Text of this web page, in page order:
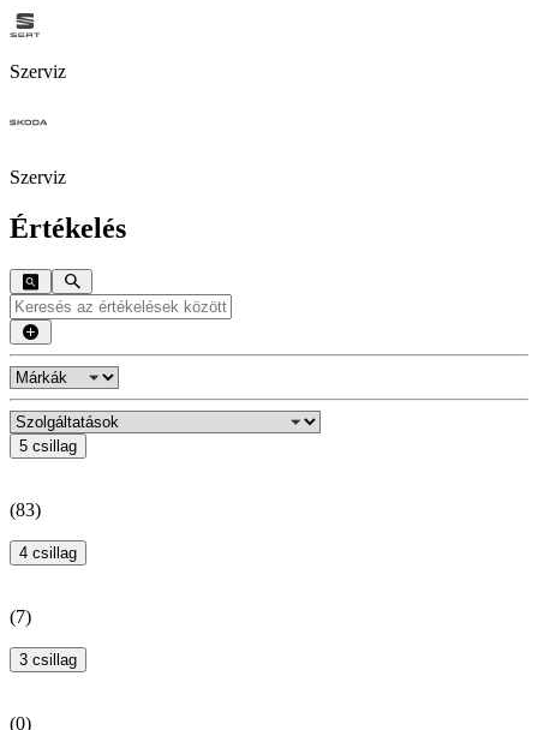
Szerviz
Szerviz
Értékelés
5 csillag
(83)
4 csillag
(7)
3 csillag
(0)